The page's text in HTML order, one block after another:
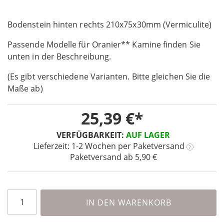
Bodenstein hinten rechts 210x75x30mm (Vermiculite)
Passende Modelle für Oranier** Kamine finden Sie
unten in der Beschreibung.
(Es gibt verschiedene Varianten. Bitte gleichen Sie die
Maße ab)
VERFÜGBARKEIT: AUF LAGER
Lieferzeit: 1-2 Wochen per Paketversand ?
Paketversand ab 5,90 €
25,39 €
IN DEN WARENKORB
gallery
to
beginning
of
images
gallery